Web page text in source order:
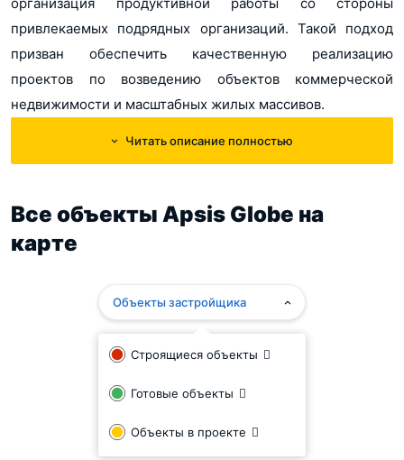
привлекаемых подрядных организаций. Такой подход
призван обеспечить качественную реализацию
проектов по возведению объектов коммерческой
недвижимости и масштабных жилых массивов.
В 2014 году в структуре APSIS GLOBE произошли
реализацией квартир во вновь построенных
девелопером домах, было создано новое юридическое
лицо. Задачи перед новым подразделением были
юридическое сопровождение сделок с недвижимостью,
холдинга выступают в качестве застройщика и
недвижимостью от сторонних застройщиков.
Читать описание полностью
Все объекты Apsis Globe на
карте
Объекты застройщика
Строящиеся объекты
Готовые объекты
Объекты в проекте